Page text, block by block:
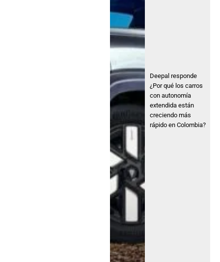
Deepal responde
¿Por qué los carros
con autonomía
extendida están
creciendo más
rápido en Colombia?